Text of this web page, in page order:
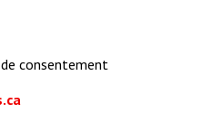
consentement